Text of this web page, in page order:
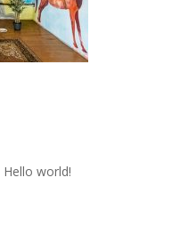
Hello world!